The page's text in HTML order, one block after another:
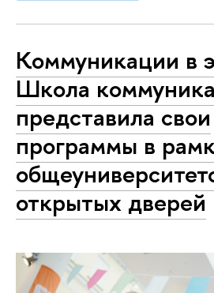
Коммуникации в
Школа
представила свои
программы в
открытых дверей